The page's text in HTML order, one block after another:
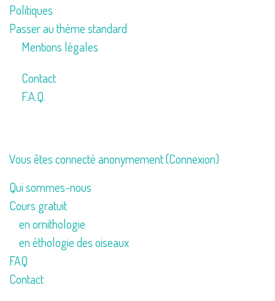
Politiques
Passer au thème standard
Mentions légales
Contact
F.A.Q.
Vous êtes connecté anonymement (Connexion)
Qui sommes-nous
Cours gratuit
en ornithologie
en éthologie des oiseaux
FAQ
Contact